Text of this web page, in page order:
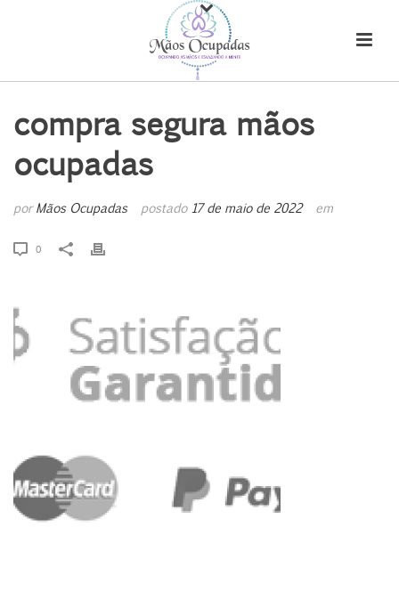
compra segura mãos
ocupadas
porMãos Ocupadas postado 17 de maio de 2022 em
0